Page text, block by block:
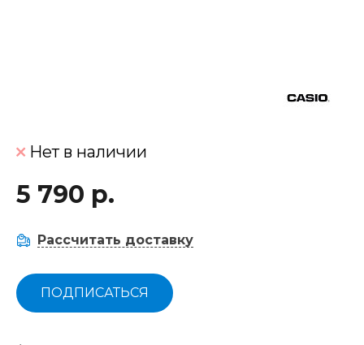
Нет в наличии
5 790 р.
Рассчитать доставку
ПОДПИСАТЬСЯ